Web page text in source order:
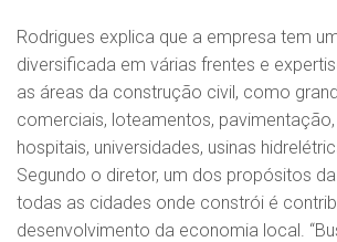
Rodrigues explica que a empresa tem
diversificada em várias frentes e
as áreas da construção civil, como
comerciais, loteamentos, pavimentação,
hospitais, universidades, usinas
Segundo o diretor, um dos propósitos
todas as cidades onde constrói é
desenvolvimento da economia local.